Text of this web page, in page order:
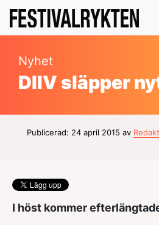
Nyhet
DIIV släpper
Publicerad: 24 april 2015 av
I höst kommer